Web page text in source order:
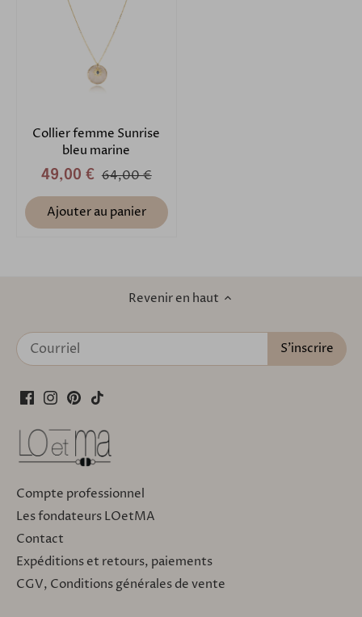
Collier femme Sunrise
bleu marine
49,00 € 64,00 €
Ajouter au panier
Revenir en haut
Compte professionnel
Les fondateurs LOetMA
Contact
Expéditions et retours, paiements
CGV, Conditions générales de vente